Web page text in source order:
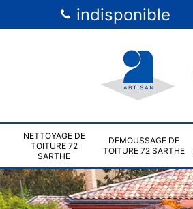
indisponible
NETTOYAGE DE
TOITURE 72
SARTHE
DEMOUSSAGE DE
TOITURE 72 SARTHE